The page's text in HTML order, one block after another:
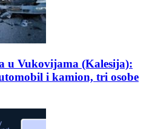
u Vukovijama (Kalesija):
i kamion, tri osobe